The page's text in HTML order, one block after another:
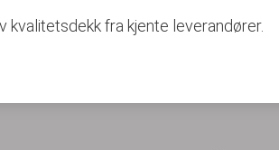
kvalitetsdekk fra kjente leverandører.